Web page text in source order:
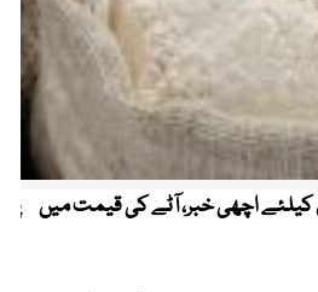
اچھی خبر، آٹے کی قیمت میں